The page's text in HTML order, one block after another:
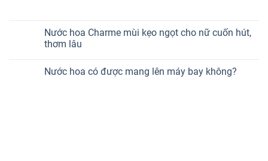
Nước hoa Charme mùi kẹo ngọt cho nữ cuốn hút,
thơm lâu
Nước hoa có được mang lên máy bay không?